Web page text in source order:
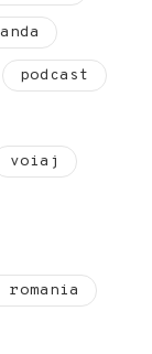
podcast
voiaj